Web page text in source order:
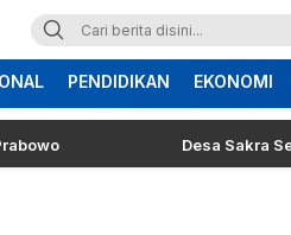
PENDIDIKAN EKONOMI
Desa Sakra Segera